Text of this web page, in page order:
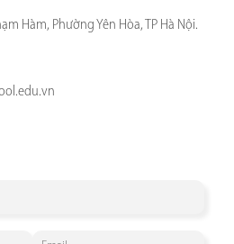
Hàm, Phường Yên Hòa, TP Hà Nội.